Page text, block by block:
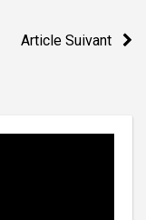
Article Suivant